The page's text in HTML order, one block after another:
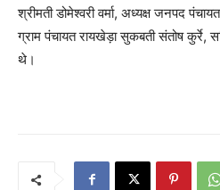
श्रीमती डोमेश्वरी वर्मा, अध्यक्ष जनपद
ग्राम पंचायत रायखेड़ा सुकबती संतोष
थे।